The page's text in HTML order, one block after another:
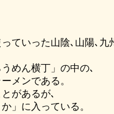
ていった山陰､山陽､九
めん横丁」の中の､
メンである。
があるが､
」に入っている。